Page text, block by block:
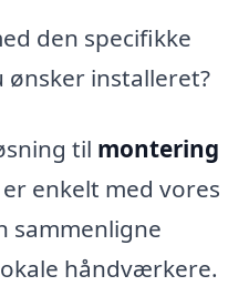
den specifikke
installeret?
til montering
er enkelt med vores
sammenligne
håndværkere.